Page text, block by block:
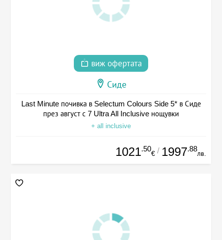
виж офертата
Сиде
Last Minute почивка в Selectum Colours Side 5* в Сиде
през август с 7 Ultra All Inclusive нощувки
+ all inclusive
1021.50
€ / 1997.88
лв.